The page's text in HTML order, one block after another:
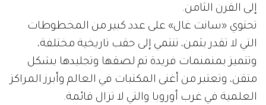
إلى القرن الثامن.
تحتوي «سانت غال» على عدد كبير من المخطوطات
التي لا تقدر بثمن، تنتمي إلى حقب تاريخية مختلفة،
وتتميز بمنمنمات فريدة تم لصقها وتجليدها بشكل
متقن، وتعتبر من أغنى المكتبات في العالم وأبرز المراكز
العلمية في غرب أوروبا والتي لا تزال قائمة.